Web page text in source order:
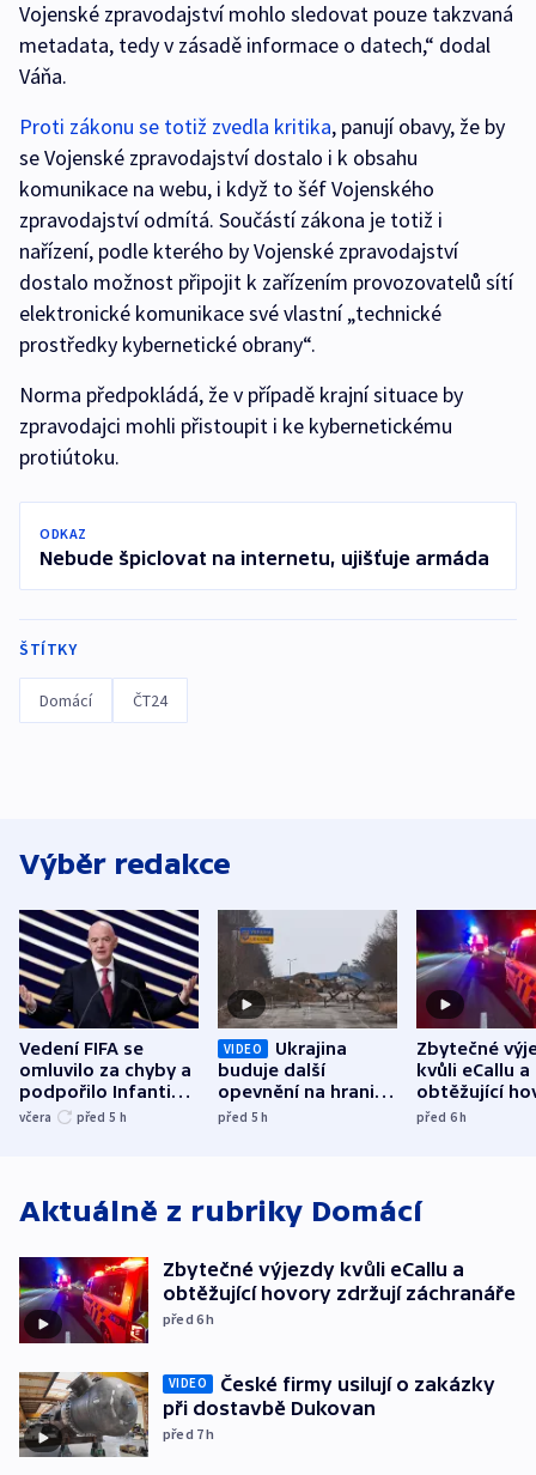
Vojenské zpravodajství mohlo sledovat pouze takzvaná
metadata, tedy v zásadě informace o datech,“ dodal
Váňa.
Proti zákonu se totiž zvedla kritika, panují obavy, že by
se Vojenské zpravodajství dostalo i k obsahu
komunikace na webu, i když to šéf Vojenského
zpravodajství odmítá. Součástí zákona je totiž i
nařízení, podle kterého by Vojenské zpravodajství
dostalo možnost připojit k zařízením provozovatelů sítí
elektronické komunikace své vlastní „technické
prostředky kybernetické obrany“.
Norma předpokládá, že v případě krajní situace by
zpravodajci mohli přistoupit i ke kybernetickému
protiútoku.
ODKAZ
Nebude špiclovat na internetu, ujišťuje armáda
ŠTÍTKY
Domácí ČT24
Výběr redakce
Vedení FIFA se
omluvilo za chyby a
podpořilo Infantina.
UEFA trvá na
včera před 5 h
VIDEO
Ukrajina
buduje další
opevnění na hranici
s Běloruskem
před 5h
Zbytečné
kvůli eCallu a
obtěžující
zdržují
před 6h
Aktuálně z rubriky Domácí
Zbytečné výjezdy kvůli eCallu a
obtěžující hovory zdržují záchranáře
před 6h
VIDEO
České firmy usilují o zakázky
při dostavbě Dukovan
před 7h